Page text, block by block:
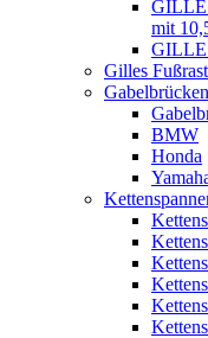
mit
Gilles
Gabelbrücken
BMW
Honda